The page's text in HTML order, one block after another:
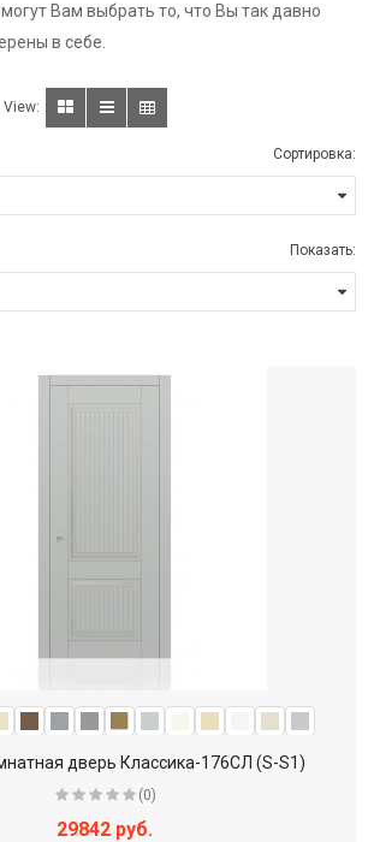
Вам выбрать то, что Вы так давно
в себе.
View:
Сортировка:
Показать:
дверь Классика-176СЛ (S-S1)
(0)
29842 руб.